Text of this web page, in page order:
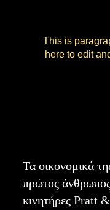
Τα οικονομικά
πρώτος
κινητήρες Pratt
This is
here to edit